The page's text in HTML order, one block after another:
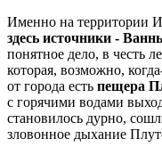
Именно на территории
здесь источники -
понятное дело, в честь
которая, возможно,
от города есть пещера
с горячими водами
становилось дурно,
зловонное дыхание